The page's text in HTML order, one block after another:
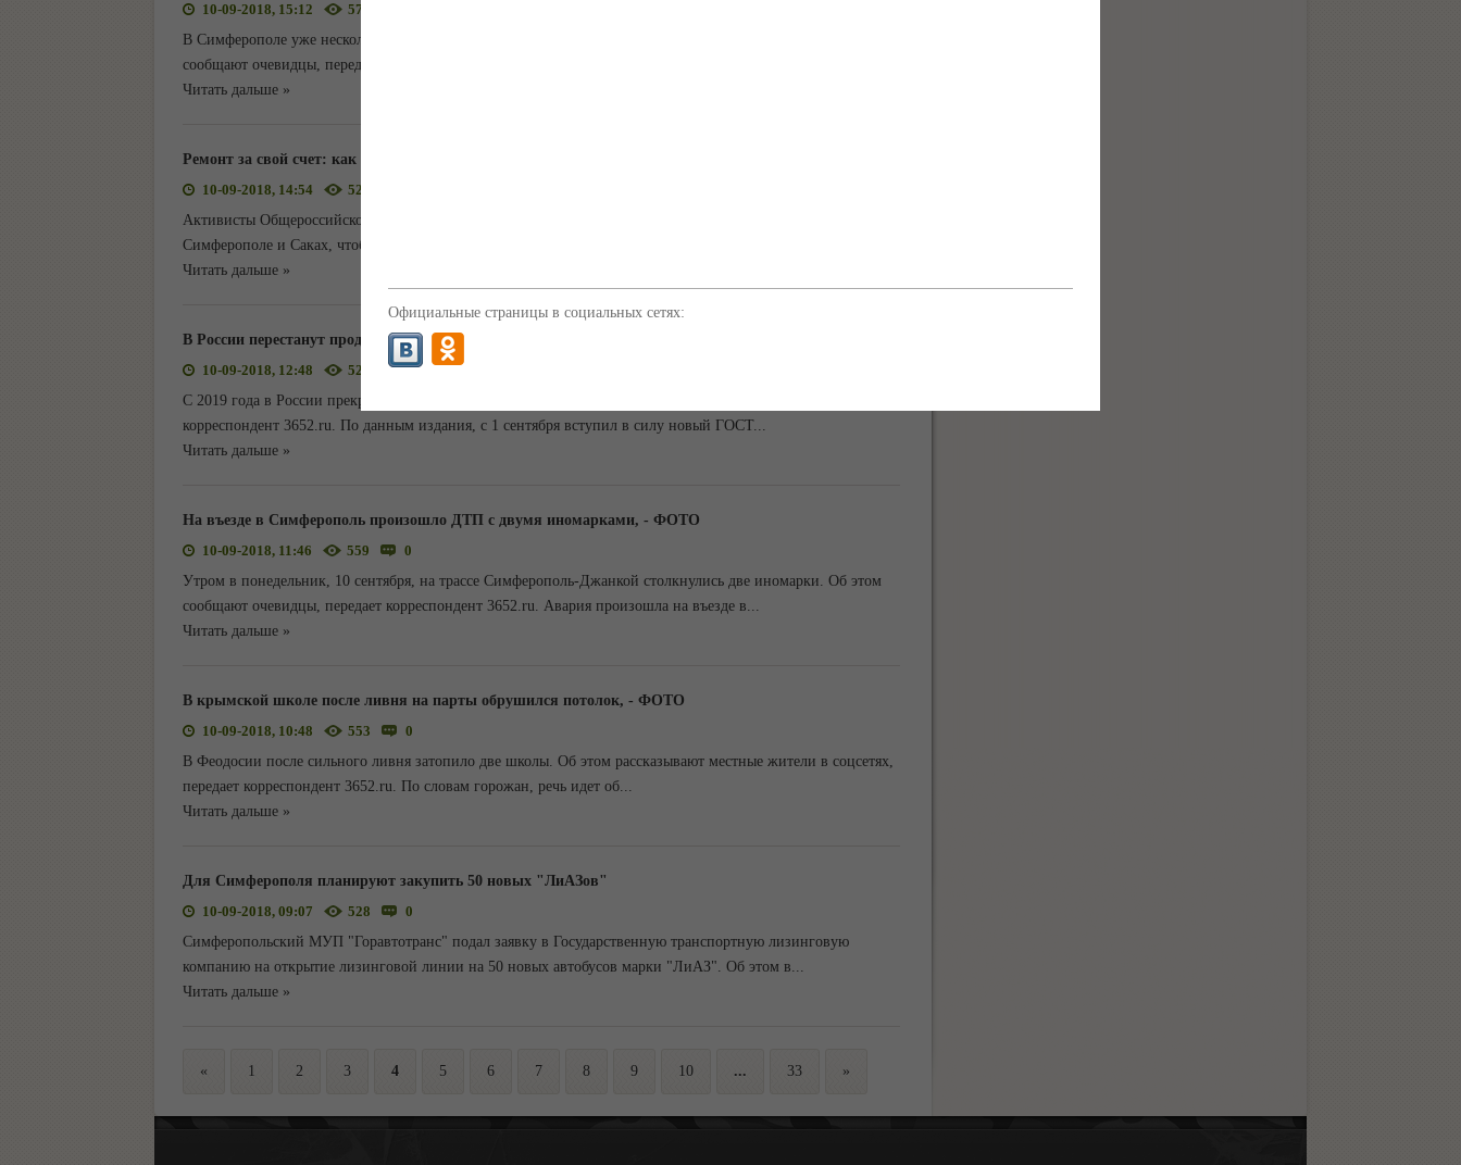
10-09-2018, 15:12
577
В Симферополе уже несколько дней сломанный столб грозит обрушиться на головы прохожих. Об этом
сообщают очевидцы, передает корреспондент 3652.ru. Бетонная опора ЛЭП расположена
Читать дальше »
Ремонт за свой счет: как живут люди в аварийных домах Крыма, - ФОТО
10-09-2018, 14:54
527
Активисты Общероссийского народного фронта провели рейды по аварийным многоквартирным домам в
Симферополе и Саках, чтобы оценить качество услуг по обслуживанию жилья управляющими
Читать дальше »
В России перестанут продавать поваренную соль
10-09-2018, 12:48
526
0
С 2019 года в России прекратиться продажа поваренной соли. Об этом пишут Известия, передает
корреспондент 3652.ru. По данным издания, с 1 сентября вступил в силу новый ГОСТ...
Читать дальше »
На въезде в Симферополь произошло ДТП с двумя иномарками, - ФОТО
10-09-2018, 11:46
559
0
Утром в понедельник, 10 сентября, на трассе Симферополь-Джанкой столкнулись две иномарки. Об этом
сообщают очевидцы, передает корреспондент 3652.ru. Авария произошла на въезде в...
Читать дальше »
В крымской школе после ливня на парты обрушился потолок, - ФОТО
10-09-2018, 10:48
553
0
В Феодосии после сильного ливня затопило две школы. Об этом рассказывают местные жители в соцсетях,
передает корреспондент 3652.ru. По словам горожан, речь идет об...
Читать дальше »
Для Симферополя планируют закупить 50 новых "ЛиАЗов"
10-09-2018, 09:07
528
0
Симферопольский МУП "Горавтотранс" подал заявку в Государственную транспортную лизинговую
компанию на открытие лизинговой линии на 50 новых автобусов марки "ЛиАЗ". Об этом в...
Читать дальше »
« 1 2 3 4 5 6 7 8 9 10 ... 33 »
Официальные страницы в социальных сетях: